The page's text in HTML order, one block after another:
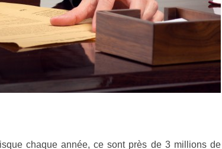
chaque année, ce sont près de 3 millions